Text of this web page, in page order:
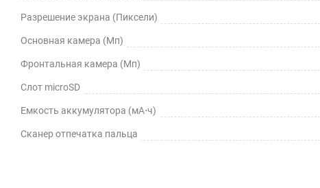
Разрешение экрана (Пиксели)
Основная камера (Мп)
Фронтальная камера (Мп)
Слот microSD
Емкость аккумулятора (мА⋅ч)
Сканер отпечатка пальца